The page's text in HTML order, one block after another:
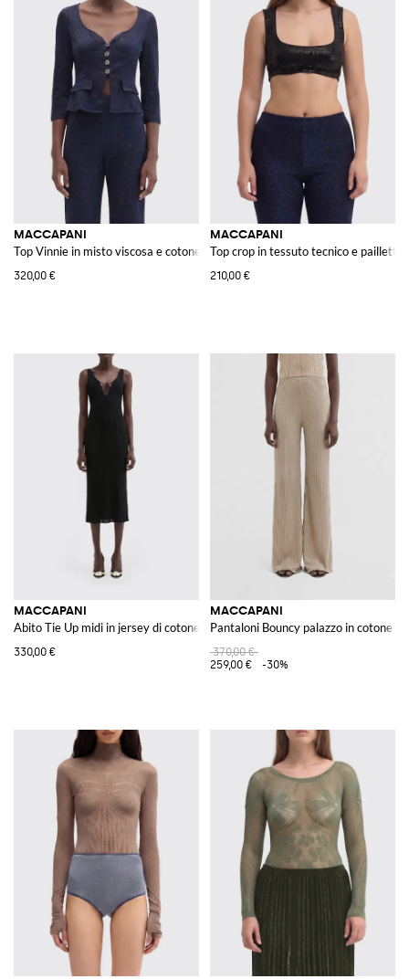
MACCAPANI
Top Vinnie in misto viscosa e cotone
320,00 €
MACCAPANI
Top crop in tessuto tecnico e
210,00 €
MACCAPANI
Abito Tie Up midi in jersey di cotone
330,00 €
MACCAPANI
Pantaloni Bouncy palazzo in cotone
370,00 €
259,00 €
-30%